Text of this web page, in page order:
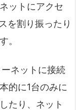
ットにアクセ
を割り振ったり
。
ネットに接続
的に1台のみに
たり、ネット